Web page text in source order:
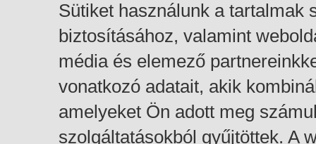
Sütiket használunk a tartalmak
biztosításához, valamint
média és elemező
vonatkozó adatait, akik
amelyeket Ön adott meg
szolgáltatásokból gyűjtöttek. A